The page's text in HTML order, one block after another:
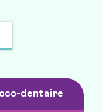
dentaire